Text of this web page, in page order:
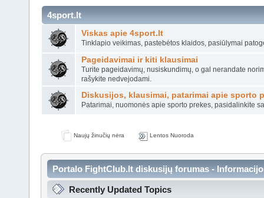
4sport.lt
Viskas apie 4sport.lt
Tinklapio veikimas, pastebėtos klaidos, pasiūlymai
Pageidavimai ir kiti klausimai
Turite pageidavimų, nusiskundimų, o gal nerandate
rašykite nedvejodami.
Diskusijos, klausimai, patarimai apie sporto
Patarimai, nuomonės apie sporto prekes, pasidalinkite
Naujų žinučių nėra Lentos Nuoroda
Portalo FightClub.lt diskusijų forumas -
Recently Updated Topics